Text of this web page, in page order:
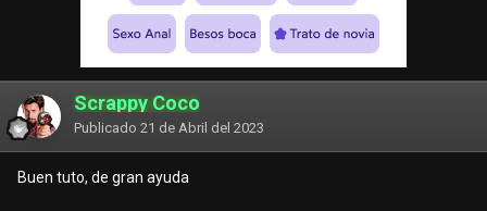
Scrappy Coco
Publicado 21 de Abril del 2023
Buen tuto, de gran ayuda